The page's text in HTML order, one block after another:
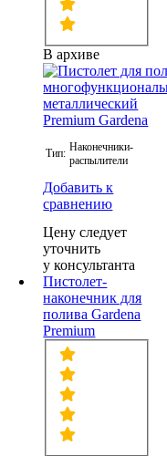
В архиве
Тип: Наконечники-
распылители
Добавить к
сравнению
Цену следует
уточнить
у консультанта
Пистолет-
наконечник для
полива Gardena
Premium